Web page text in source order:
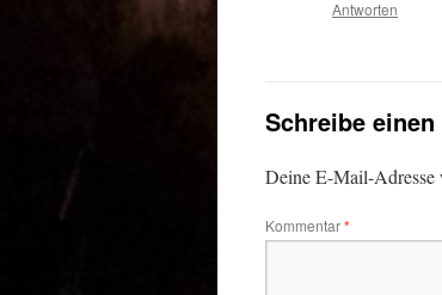
Antworten
Schreibe
Deine E-Mail-
Kommentar*